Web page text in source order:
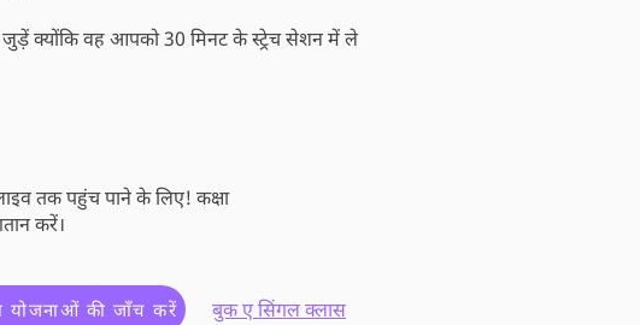
क्योंकि वह आपको 30 मिनट के स्ट्रेच सेशन में ले
तक पहुंच पाने के लिए! कक्षा
करें।
योजनाओं की जाँच करें बुक ए सिंगल क्लास